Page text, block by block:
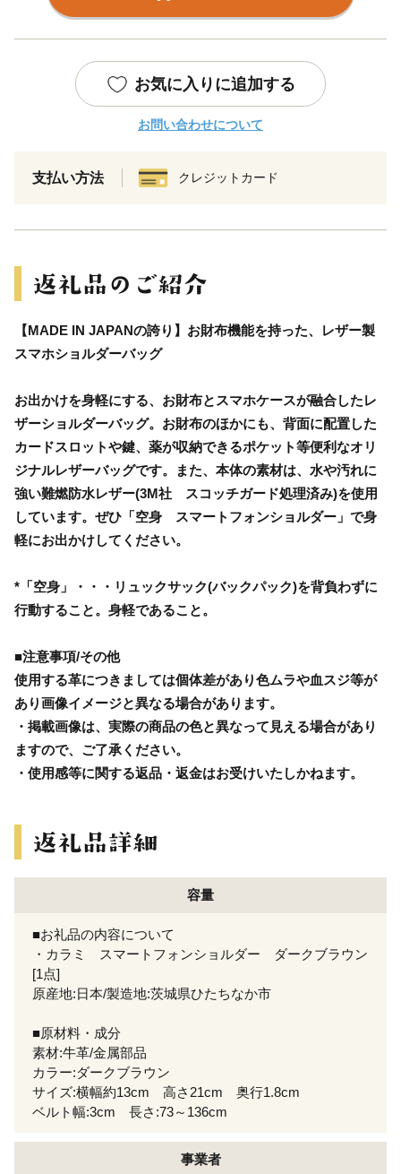
お気に入りに追加する
お問い合わせについて
支払い方法 クレジットカード
【MADE IN JAPANの誇り】お財布機能を持った、レザー製
スマホショルダーバッグ
お出かけを身軽にする、お財布とスマホケースが融合したレ
ザーショルダーバッグ。お財布のほかにも、背面に配置した
カードスロットや鍵、薬が収納できるポケット等便利なオリ
ジナルレザーバッグです。また、本体の素材は、水や汚れに
強い難燃防水レザー(3M社 スコッチガード処理済み)を使用
しています。ぜひ「空身 スマートフォンショルダー」で身
軽にお出かけしてください。
*「空身」・・・リュックサック(バックパック)を背負わずに
行動すること。身軽であること。
■注意事項/その他
使用する革につきましては個体差があり色ムラや血スジ等が
あり画像イメージと異なる場合があります。
・掲載画像は、実際の商品の色と異なって見える場合があり
ますので、ご了承ください。
・使用感等に関する返品・返金はお受けいたしかねます。
容量
■お礼品の内容について
・カラミ スマートフォンショルダー ダークブラウン
[1点]
原産地:日本/製造地:茨城県ひたちなか市
■原材料・成分
素材:牛革/金属部品
カラー:ダークブラウン
サイズ:横幅約13cm 高さ21cm 奥行1.8cm
ベルト幅:3cm 長さ:73～136cm
事業者